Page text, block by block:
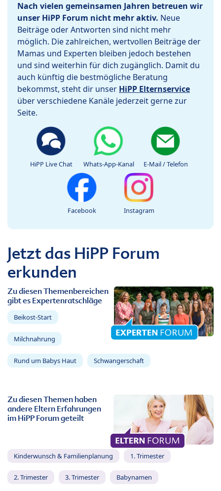
Nach vielen gemeinsamen Jahren betreuen wir
unser HiPP Forum nicht mehr aktiv. Neue
Beiträge oder Antworten sind nicht mehr
möglich. Die zahlreichen, wertvollen Beiträge der
Mamas und Experten bleiben jedoch bestehen
und sind weiterhin für dich zugänglich. Damit du
auch künftig die bestmögliche Beratung
bekommst, steht dir unser HiPP Elternservice
über verschiedene Kanäle jederzeit gerne zur
Seite.
HiPP Live Chat Whats-App-Kanal E-Mail / Telefon
Facebook Instagram
Jetzt das HiPP Forum
erkunden
Zu diesen Themenbereichen
gibt es Expertenratschläge
Beikost-Start
Milchnahrung
Rund um Babys Haut Schwangerschaft
Zu diesen Themen haben
andere Eltern Erfahrungen
im HiPP Forum geteilt
Kinderwunsch & Familienplanung 1. Trimester
2. Trimester 3. Trimester Babynamen